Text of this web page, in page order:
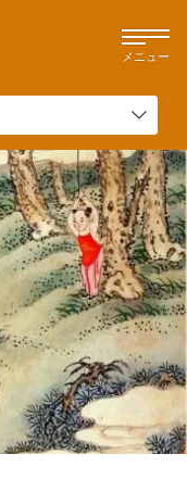
メニュー